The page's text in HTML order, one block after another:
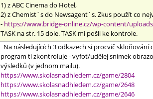
1) z ABC Cinema do Hotel,
2) z Chemist´s do Newsagent´s. Zkus použít co
- https://www.bridge-online.cz/wp-content/
TASK na str. 15 dole. TASK mi pošli ke kontrole.
Na následujících 3 odkazech si procvič
program ti zkontroluje - vyfoť/udělej snímek
výsledků (v jednom mailu).
https://www.skolasnadhledem.cz/game/2804
https://www.skolasnadhledem.cz/game/2648
https://www.skolasnadhledem.cz/game/2646